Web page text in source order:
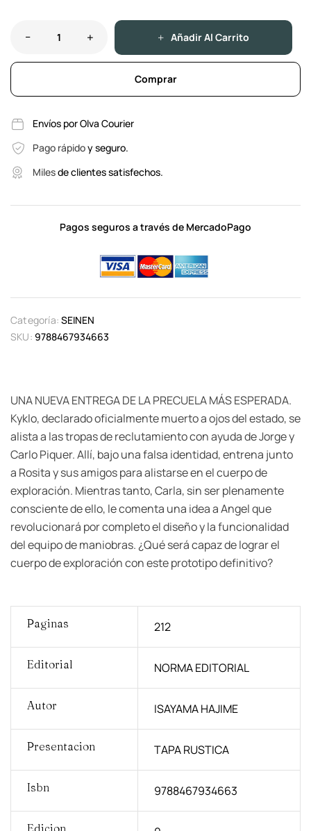
Añadir Al Carrito
Comprar
Envíos por Olva Courier
Pago rápidoy seguro.
Milesde clientes satisfechos.
Pagos seguros a través de MercadoPago
Categoría: SEINEN
SKU: 9788467934663
UNA NUEVA ENTREGA DE LA PRECUELA MÁS ESPERADA.
Kyklo, declarado oficialmente muerto a ojos del estado, se
alista a las tropas de reclutamiento con ayuda de Jorge y
Carlo Piquer. Allí, bajo una falsa identidad, entrena junto
a Rosita y sus amigos para alistarse en el cuerpo de
exploración. Mientras tanto, Carla, sin ser plenamente
consciente de ello, le comenta una idea a Angel que
revolucionará por completo el diseño y la funcionalidad
del equipo de maniobras. ¿Qué será capaz de lograr el
cuerpo de exploración con este prototipo definitivo?
Paginas 212
Editorial NORMA EDITORIAL
Autor ISAYAMA HAJIME
Presentacion TAPA RUSTICA
Isbn 9788467934663
Edicion